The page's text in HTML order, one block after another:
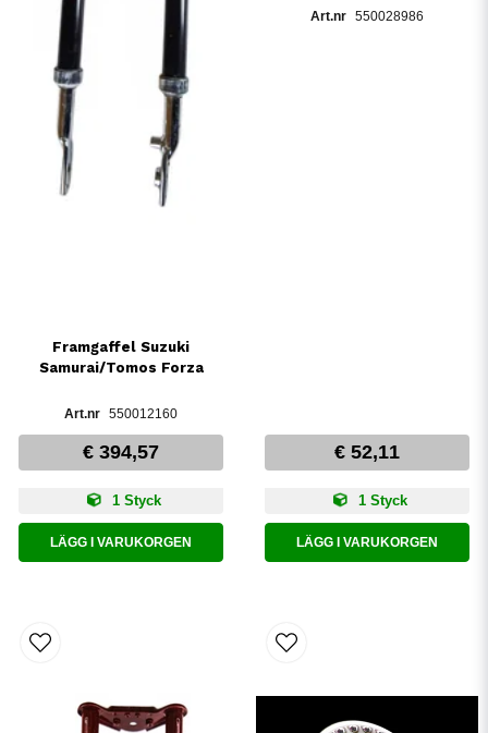
Framgaffel Suzuki
Samurai/Tomos Forza
550012160
€ 394,57
1 Styck
LÄGG I VARUKORGEN
550028986
€ 52,11
1 Styck
LÄGG I VARUKORGEN